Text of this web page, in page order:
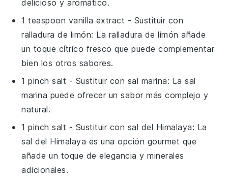
delicioso y aromático.
1 teaspoon vanilla extract - Sustituir con
ralladura de limón: La ralladura de limón añade
un toque cítrico fresco que puede complementar
bien los otros sabores.
1 pinch salt - Sustituir con sal marina: La sal
marina puede ofrecer un sabor más complejo y
natural.
1 pinch salt - Sustituir con sal del Himalaya: La
sal del Himalaya es una opción gourmet que
añade un toque de elegancia y minerales
adicionales.